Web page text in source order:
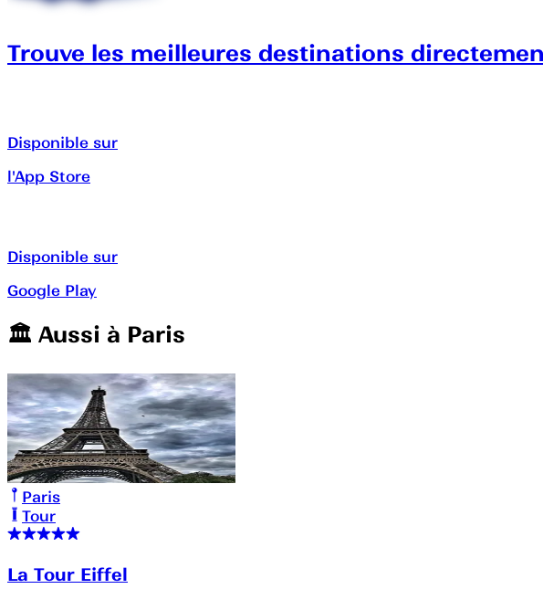
Trouve les meilleures destinations
Disponible sur
l'App Store
Disponible sur
Google Play
🏛️️ Aussi à Paris
Paris
Tour
La Tour Eiffel